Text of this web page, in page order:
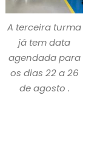
A terceira turma
já tem data
agendada para
os dias 22 a 26
de agosto .